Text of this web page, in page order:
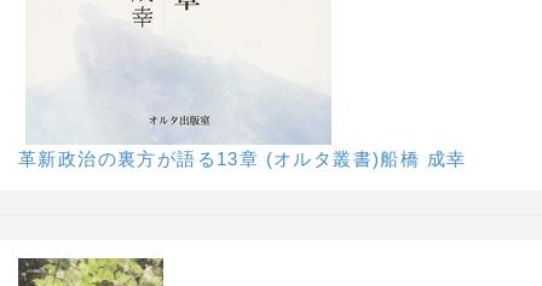
革新政治の裏方が語る13章 (オルタ叢書)船橋 成幸